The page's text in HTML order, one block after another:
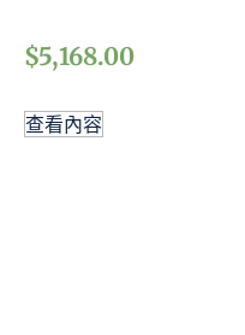
$5,168.00
查看內容